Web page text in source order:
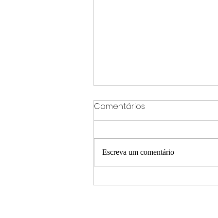
Mudança no tempo exige
Comentários
Escreva um comentário